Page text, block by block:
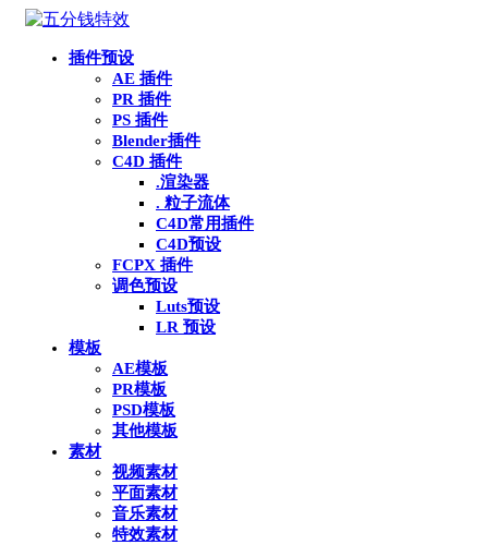
插件预设
AE 插件
PR 插件
PS 插件
Blender插件
C4D 插件
.渲染器
. 粒子流体
C4D常用插件
C4D预设
FCPX 插件
调色预设
Luts预设
LR 预设
模板
AE模板
PR模板
PSD模板
其他模板
素材
视频素材
平面素材
音乐素材
特效素材